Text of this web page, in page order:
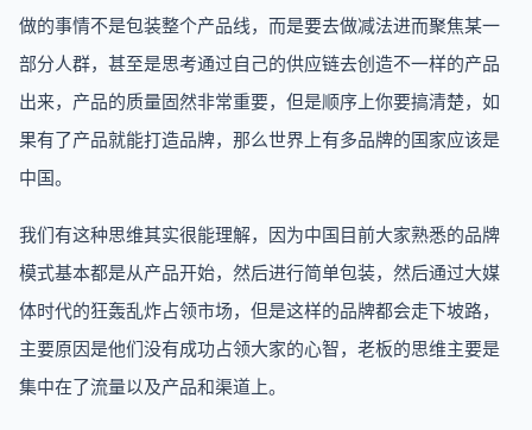
做的事情不是包装整个产品线，而是要去做减法进而聚焦某一
部分人群，甚至是思考通过自己的供应链去创造不一样的产品
出来，产品的质量固然非常重要，但是顺序上你要搞清楚，如
果有了产品就能打造品牌，那么世界上有多品牌的国家应该是
中国。
我们有这种思维其实很能理解，因为中国目前大家熟悉的品牌
模式基本都是从产品开始，然后进行简单包装，然后通过大媒
体时代的狂轰乱炸占领市场，但是这样的品牌都会走下坡路，
主要原因是他们没有成功占领大家的心智，老板的思维主要是
集中在了流量以及产品和渠道上。